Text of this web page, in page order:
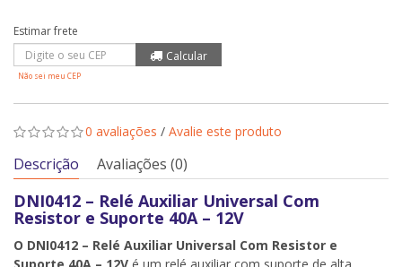
Não sei meu CEP
0 avaliações / Avalie este produto
Descrição Avaliações (0)
DNI0412 – Relé Auxiliar Universal Com
Resistor e Suporte 40A – 12V
O DNI0412 – Relé Auxiliar Universal Com Resistor e